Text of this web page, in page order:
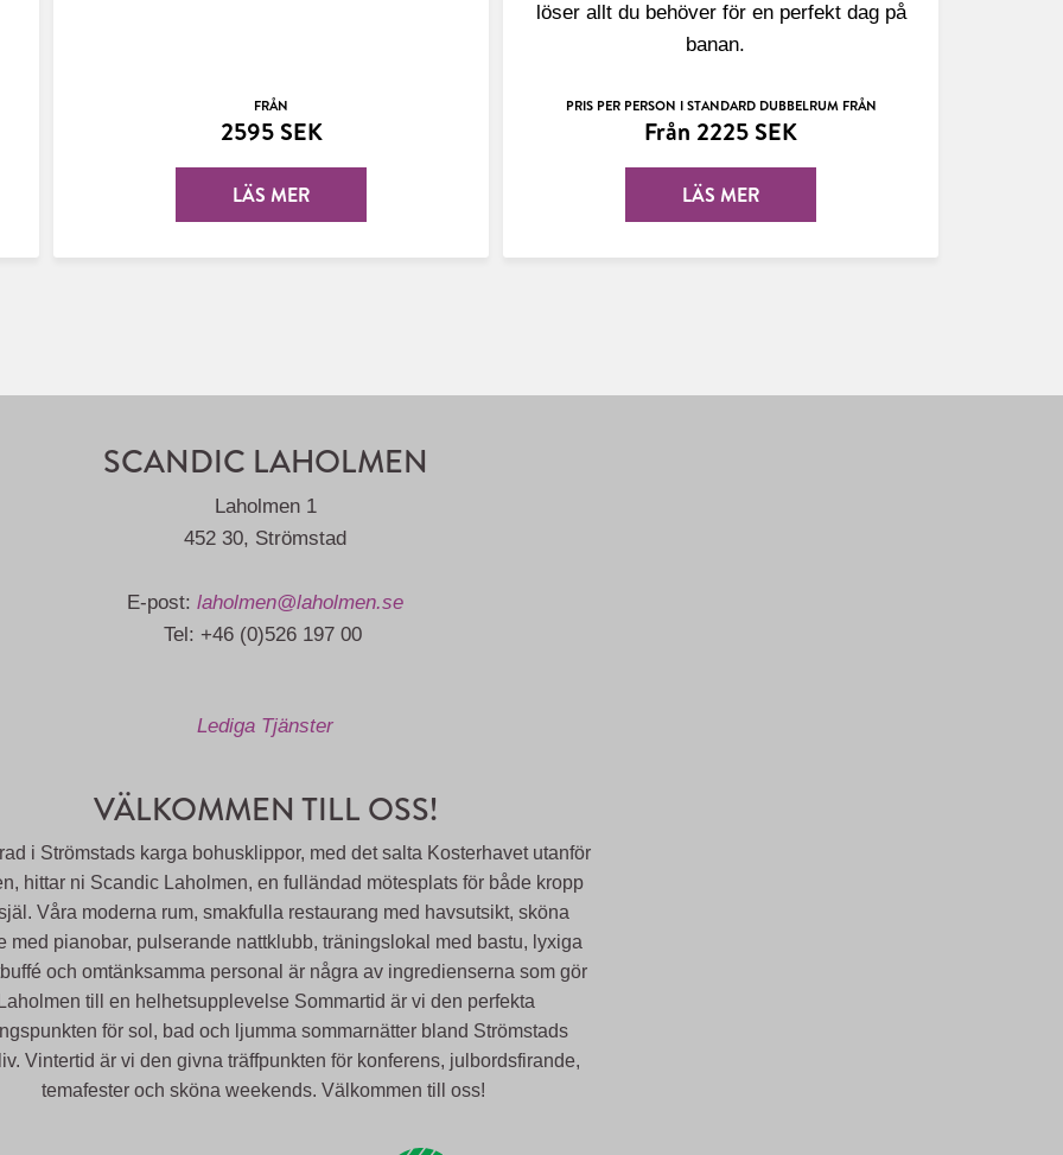
FRÅN
2595 SEK
LÄS MER
löser allt du behöver för en perfekt dag på
banan.
PRIS PER PERSON I STANDARD DUBBELRUM FRÅN
Från 2225 SEK
LÄS MER
SCANDIC LAHOLMEN
Laholmen 1
452 30, Strömstad
E-post:laholmen@laholmen.se
Tel: +46 (0)526 197 00
Lediga Tjänster
VÄLKOMMEN TILL OSS!
i Strömstads karga bohusklippor, med det salta Kosterhavet utanför
hittar ni Scandic Laholmen, en fulländad mötesplats för både kropp
Våra moderna rum, smakfulla restaurang med havsutsikt, sköna
med pianobar, pulserande nattklubb, träningslokal med bastu, lyxiga
och omtänksamma personal är några av ingredienserna som gör
Laholmen till en helhetsupplevelse Sommartid är vi den perfekta
för sol, bad och ljumma sommarnätter bland Strömstads
Vintertid är vi den givna träffpunkten för konferens, julbordsfirande,
temafester och sköna weekends. Välkommen till oss!